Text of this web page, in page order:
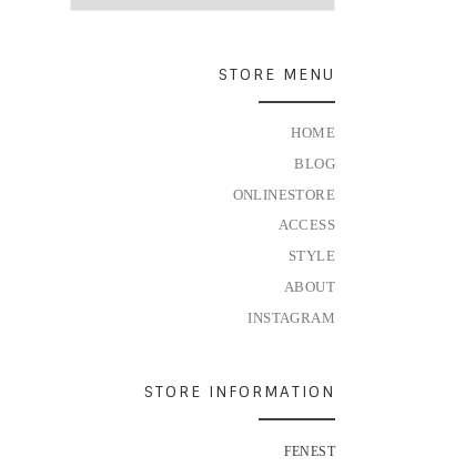
STORE MENU
HOME
BLOG
ONLINESTORE
ACCESS
STYLE
ABOUT
INSTAGRAM
STORE INFORMATION
FENEST